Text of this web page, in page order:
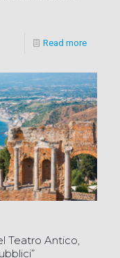
Read more
Teatro Antico,